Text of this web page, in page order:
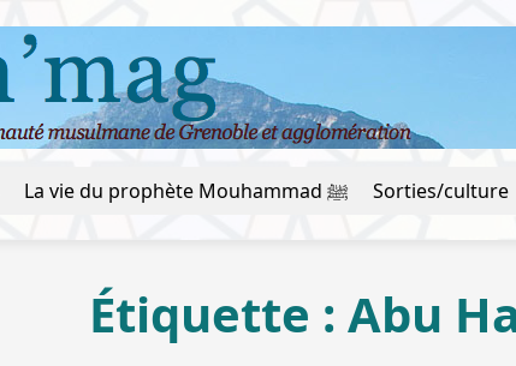
La vie du prophète Mouhammad ﷺ Sorties/culture
Étiquette : Abu